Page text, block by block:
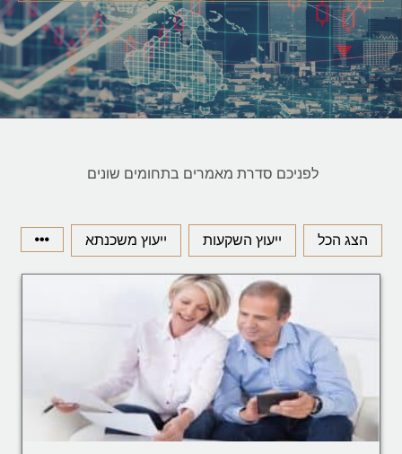
לפניכם סדרת מאמרים בתחומים שונים
הצג הכל ייעוץ השקעות ייעוץ משכנתא